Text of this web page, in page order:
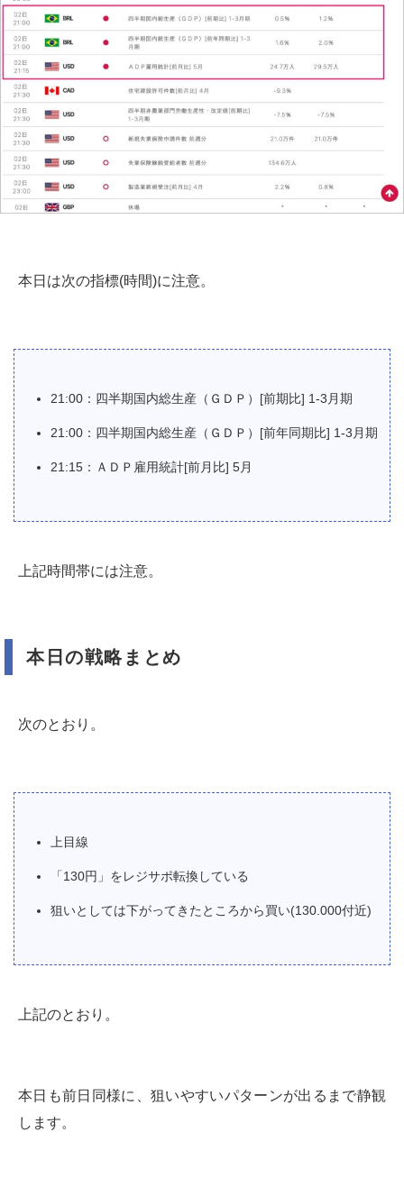
本日は次の指標(時間)に注意。
21:00：四半期国内総生産（ＧＤＰ）[前期比] 1-3月期
21:00：四半期国内総生産（ＧＤＰ）[前年同期比] 1-3月期
21:15：ＡＤＰ雇用統計[前月比] 5月
上記時間帯には注意。
本日の戦略まとめ
次のとおり。
上目線
「130円」をレジサポ転換している
狙いとしては下がってきたところから買い(130.000付近)
上記のとおり。
本日も前日同様に、狙いやすいパターンが出るまで静観
します。